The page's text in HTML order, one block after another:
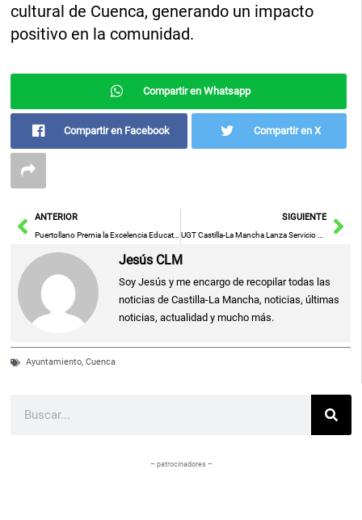
cultural de Cuenca, generando un impacto
positivo en la comunidad.
Compartir en Whatsapp
Compartir en Facebook Compartir en X
AntANTERIOR
Puertollano Premia la Excelencia Educativa: 39 Estudiantes Reconocidos por Sus Méritos Académicos
SIGUIENTE
UGT Castilla-La Mancha Lanza Servicio Especializado para Asesorar en Conciliación y Corresponsabilidad Familiar
Jesús CLM
Soy Jesús y me encargo de recopilar todas las
noticias de Castilla-La Mancha, noticias, últimas
noticias, actualidad y mucho más.
Ayuntamiento,Cuenca
– patrocinadores –